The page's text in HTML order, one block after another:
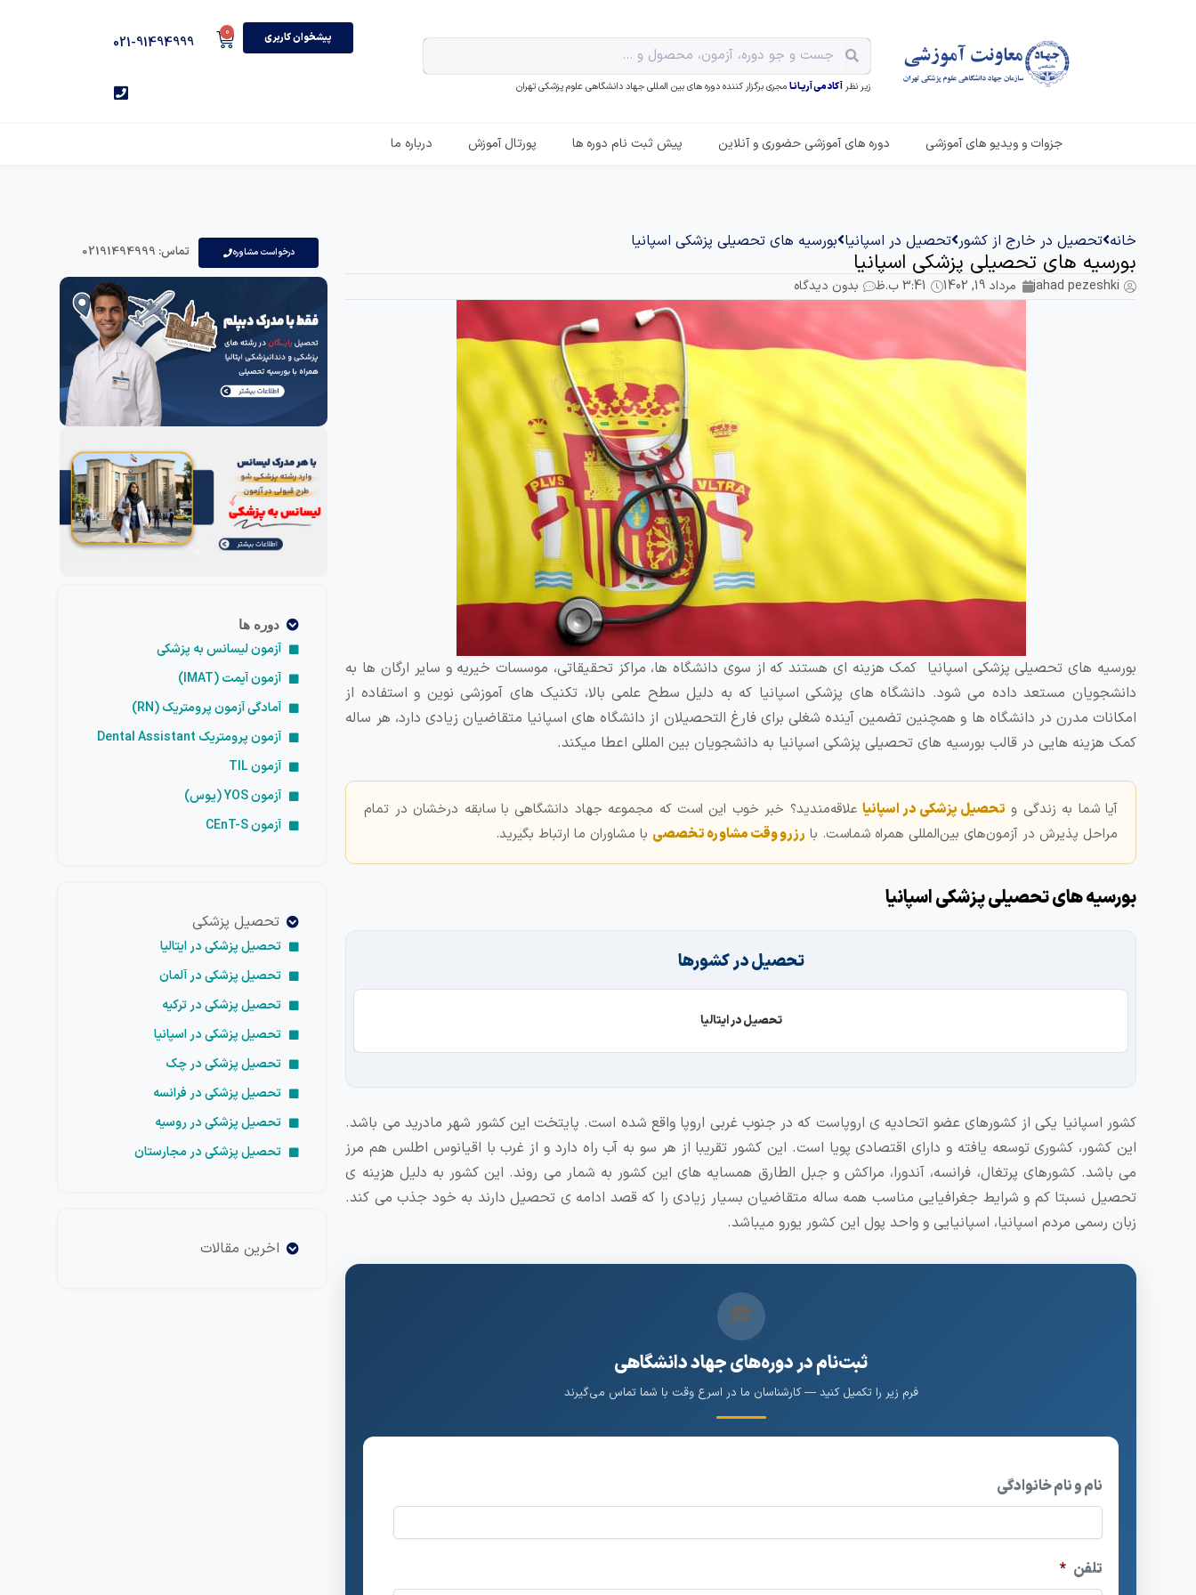
زیر نظر آکادمی آریـانـامجری برگزار کننده دوره های بین المللی جهاد دانشگاهی علوم پزشکی تهران
پیشخوان کاربری 0
021-91494999
جزوات و ویدیو های آموزشی دوره های آموزشی حضوری و آنلاین پیش ثبت نام دوره ها پورتال آموزش درباره ما
درخواست مشاوره تماس: 02191494999
دوره ها
آزمون لیسانس به پزشکی
آزمون آیمت (IMAT)
آمادگی آزمون پرومتریک (RN)
آزمون پرومتریک Dental Assistant
آزمون TIL
آزمون YOS (یوس)
آزمون CEnT-S
تحصیل پزشکی
تحصیل پزشکی در ایتالیا
تحصیل پزشکی در آلمان
تحصیل پزشکی در ترکیه
تحصیل پزشکی در اسپانیا
تحصیل پزشکی در چک
تحصیل پزشکی در فرانسه
تحصیل پزشکی در روسیه
تحصیل پزشکی در مجارستان
اخرین مقالات
خانه تحصیل در خارج از کشور تحصیل در اسپانیا بورسیه های تحصیلی پزشکی اسپانیا
بورسیه های تحصیلی پزشکی اسپانیا
jahad pezeshki مرداد 19, 1402 3:41 ب.ظ بدون دیدگاه
بورسیه های تحصیلی پزشکی اسپانیا کمک‌ هزینه ‌ای هستند که از سوی دانشگاه‌ ها، مراکز تحقیقاتی، موسسات خیریه و سایر ارگان‌ ها به
دانشجویان مستعد داده می ‌شود. دانشگاه های پزشکی اسپانیا که به دلیل سطح علمی بالا، تکنیک های آموزشی نوین و استفاده از
امکانات مدرن در دانشگاه ها و همچنین تضمین آینده شغلی برای فارغ التحصیلان از دانشگاه های اسپانیا متقاضیان زیادی دارد، هر ساله
کمک هزینه هایی در قالب بورسیه های تحصیلی پزشکی اسپانیا به دانشجویان بین المللی اعطا میکند.
آیا شما به زندگی و تحصیل پزشکی در اسپانیا علاقه‌مندید؟ خبر خوب این است که مجموعه جهاد دانشگاهی با سابقه درخشان در تمام
مراحل پذیرش در آزمون‌های بین‌المللی همراه شماست. با رزرو وقت مشاوره تخصصی با مشاوران ما ارتباط بگیرید.
بورسیه های تحصیلی پزشکی اسپانیا
تحصیل در کشورها
تحصیل در ایتالیا
کشور اسپانیا یکی از کشورهای عضو اتحادیه ی اروپاست که در جنوب غربی اروپا واقع شده است. پایتخت این کشور شهر مادرید می باشد.
این کشور، کشوری توسعه یافته و دارای اقتصادی پویا است. این کشور تقریبا از هر سو به آب راه دارد و از غرب با اقیانوس اطلس هم مرز
می باشد. کشورهای پرتغال، فرانسه، آندورا، مراکش و جبل الطارق همسایه های این کشور به شمار می روند. این کشور به دلیل هزینه ی
تحصیل نسبتا کم و شرایط جغرافیایی مناسب همه ساله متقاضیان بسیار زیادی را که قصد ادامه ی تحصیل دارند به خود جذب می کند.
زبان رسمی مردم اسپانیا، اسپانیایی و واحد پول این کشور یورو میباشد.
🎓
ثبت‌نام در دوره‌های جهاد دانشگاهی
فرم زیر را تکمیل کنید — کارشناسان ما در اسرع وقت با شما تماس می‌گیرند
نام و نام خانوادگی
تلفن *